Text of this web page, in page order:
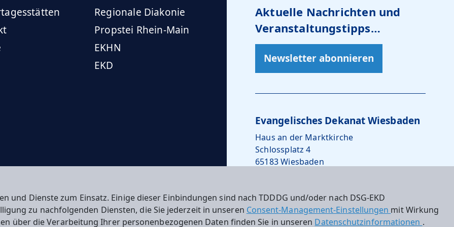
und Dienste zum Einsatz. Einige dieser Einbindungen sind nach TDDDG und/oder nach DSG-EKD
zu nachfolgenden Diensten, die Sie jederzeit in unseren Consent-Management-Einstellungen mit Wirkung
über die Verarbeitung Ihrer personenbezogenen Daten finden Sie in unseren Datenschutzinformationen .
Regionale Diakonie
Propstei Rhein-Main
EKHN
EKD
Aktuelle Nachrichten und
Veranstaltungstipps…
Newsletter abonnieren
Evangelisches Dekanat Wiesbaden
Haus an der Marktkirche
Schlossplatz 4
65183 Wiesbaden
dekanat.wiesbaden@ekhn.de